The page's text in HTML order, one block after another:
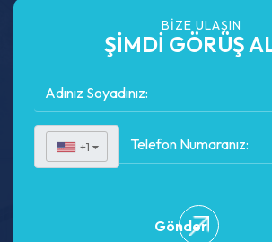
BIZE ULAŞIN
ŞİMDİ GÖRÜŞ
+1 ▼
Gönder